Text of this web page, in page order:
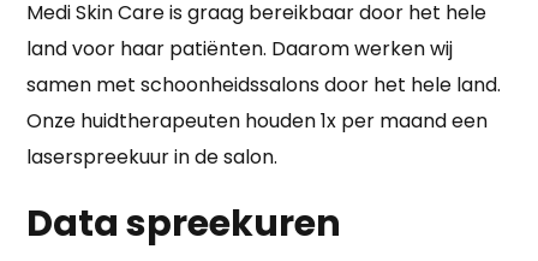
Medi Skin Care is graag bereikbaar door het hele
land voor haar patiënten. Daarom werken wij
samen met schoonheidssalons door het hele land.
Onze huidtherapeuten houden 1x per maand een
laserspreekuur in de salon.
Data spreekuren